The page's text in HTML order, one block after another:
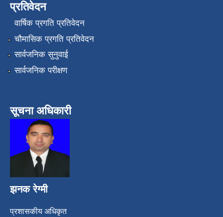
प्रतिवेदन
वार्षिक प्रगति प्रतिवेदन
चौमासिक प्रगति प्रतिवेदन
सार्वजनिक सुनुवाई
सार्वजनिक परीक्षण
सूचना अधिकारी
झनक रेग्मी
प्रशासकीय अधिकृत